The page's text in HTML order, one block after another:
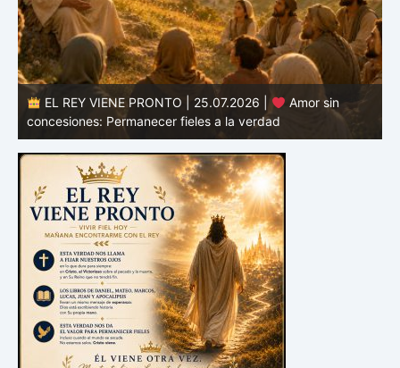
EL REY VIENE PRONTO | 24.07.2026 |
Valor para
defender la verdad: Permanecer fieles en tiempos de
confusión